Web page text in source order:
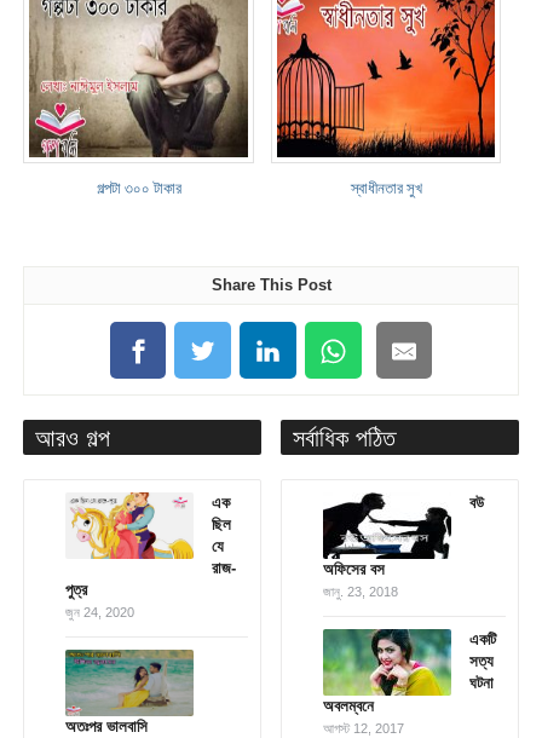
গল্পটা ৩০০ টাকার স্বাধীনতার সুখ
Share This Post
আরও গল্প
এক
ছিল
যে
রাজ-
পুত্র
জুন 24, 2020
অতঃপর ভালবাসি
সর্বাধিক পঠিত
বউ
অফিসের বস
জানু. 23, 2018
একটি
সত্য
ঘটনা
অবলম্বনে
আগস্ট 12, 2017